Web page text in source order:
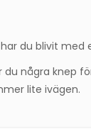
du blivit med
du några knep
lite ivägen.